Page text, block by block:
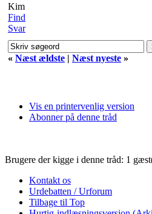
Kim
Find
Svar
« Næst ældste | Næst nyeste »
Vis en printervenlig version
Abonner på denne tråd
Brugere der kigge i denne tråd: 1
Kontakt os
Urdebatten / Urforum
Tilbage til Top